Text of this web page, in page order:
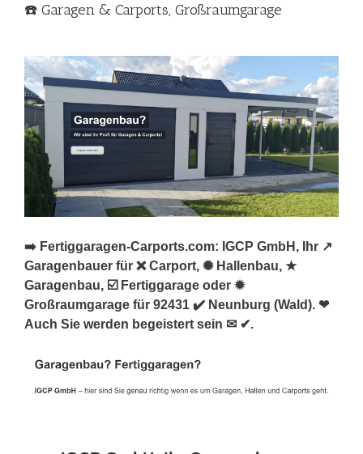
☎️ Garagen & Carports, Großraumgarage
➡️ Fertiggaragen-Carports.com: IGCP GmbH, Ihr ↗️
Garagenbauer für ❌ Carport, ✺ Hallenbau, ★
Garagenbau, ☑️ Fertiggarage oder ✹
Großraumgarage für 92431 ✔️ Neunburg (Wald). ❤
Auch Sie werden begeistert sein ✉ ✔.